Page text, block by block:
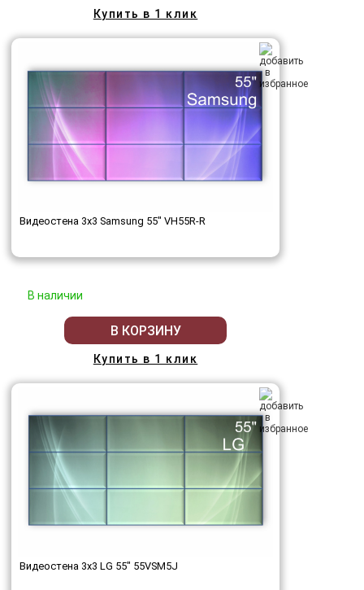
Купить в 1 клик
Видеостена 3x3 Samsung 55" VH55R-R
В наличии
В КОРЗИНУ
Купить в 1 клик
Видеостена 3x3 LG 55" 55VSM5J